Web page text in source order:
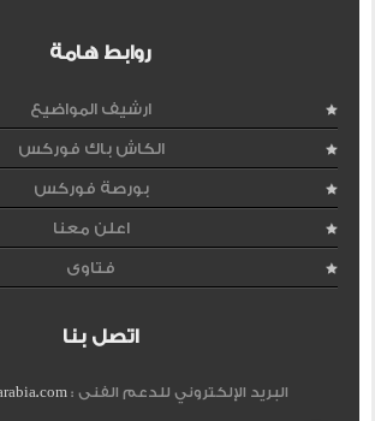
روابط هامة
ارشيف المواضيع
الكاش باك فوركس
بورصة فوركس
اعلن معنا
فتاوى
اتصل بنا
البريد الإلكتروني للدعم الفنى :